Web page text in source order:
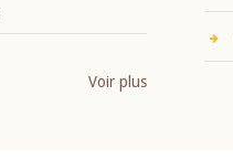
Voir plus